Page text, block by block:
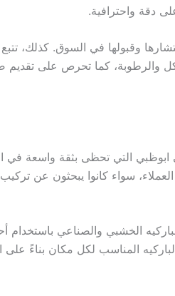
دقة واحترافية.
وقبولها في السوق. كذلك،
والرطوبة، كما تحرص على
ابوظبي التي تحظى بثقة واسعة في
سواء كانوا يبحثون عن تركيب
الخشبي والصناعي باستخدام
المناسب لكل مكان بناءً على